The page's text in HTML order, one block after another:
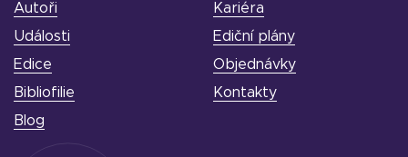
Autoři
Události
Edice
Bibliofilie
Blog
Kariéra
Ediční plány
Objednávky
Kontakty